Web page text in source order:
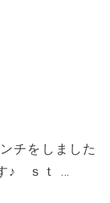
チをしました
♪ ｓｔ …